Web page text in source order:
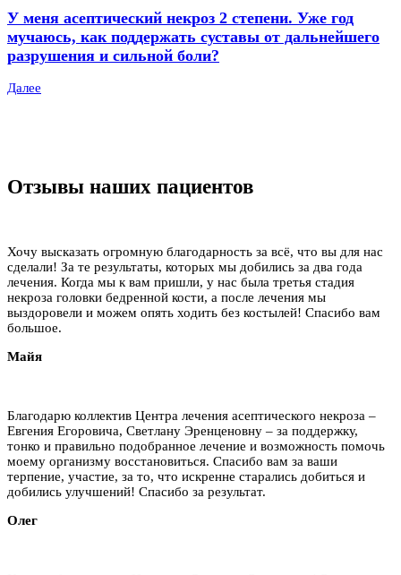
У меня асептический некроз 2 степени. Уже год
мучаюсь, как поддержать суставы от дальнейшего
разрушения и сильной боли?
Далее
Отзывы наших пациентов
Хочу высказать огромную благодарность за всё, что вы для нас
сделали! За те результаты, которых мы добились за два года
лечения. Когда мы к вам пришли, у нас была третья стадия
некроза головки бедренной кости, а после лечения мы
выздоровели и можем опять ходить без костылей! Спасибо вам
большое.
Майя
Благодарю коллектив Центра лечения асептического некроза –
Евгения Егоровича, Светлану Эренценовну – за поддержку,
тонко и правильно подобранное лечение и возможность помочь
моему организму восстановиться. Спасибо вам за ваши
терпение, участие, за то, что искренне старались добиться и
добились улучшений! Спасибо за результат.
Олег